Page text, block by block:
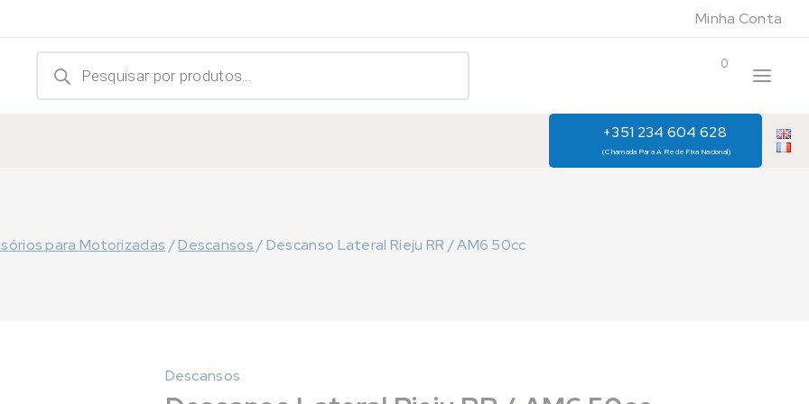
Minha Conta
Products
search 0
+351 234 604 628
(Chamada Para A Rede Fixa Nacional)
para Motorizadas /Descansos /Descanso Lateral Rieju RR / AM6 50cc
Descansos